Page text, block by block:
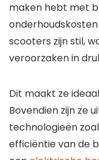
maken hebt met
scooters zijn stil,
veroorzaken in
Dit maakt ze
Bovendien zijn ze
technologieën
efficiëntie van de